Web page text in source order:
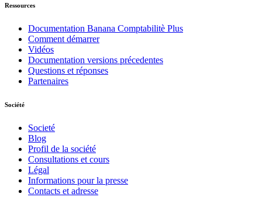
Ressources
Documentation Banana Comptabilitè Plus
Comment démarrer
Vidéos
Documentation versions précedentes
Questions et réponses
Partenaires
Société
Societé
Blog
Profil de la société
Consultations et cours
Légal
Informations pour la presse
Contacts et adresse